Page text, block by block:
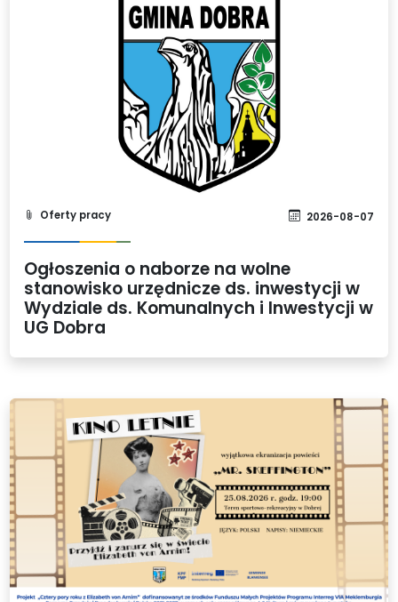
Oferty pracy 2026-08-07
Ogłoszenia o naborze na wolne
stanowisko urzędnicze ds. inwestycji w
Wydziale ds. Komunalnych i Inwestycji w
UG Dobra